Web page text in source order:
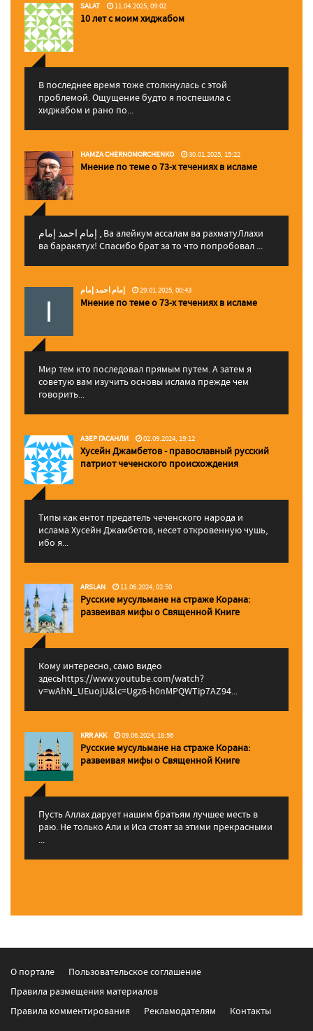
SALAT 11.04.2025, 09:02
10 лет с моим хиджабом
В последнее время тоже столкнулась с этой
проблемой. Ощущение будто я поспешила с
хиджабом и рано по...
HAMZA CHERNOMORCHENKO 30.01.2025, 15:22
Мнение по теме о 73-х течениях в исламе
إمام احمد إمام , Ва алейкум ассалам ва рахматуЛлахи
ва баракятух! Спасибо брат за то что попробовал ...
إمام احمد إمام 29.01.2025, 00:43
Мнение по теме о 73-х течениях в исламе
Мир тем кто последовал прямым путем. А затем я
советую вам изучить основы ислама прежде чем
говорить...
АЗЕР ГАСАНЛИ 02.09.2024, 19:12
Хусейн Джамбетов - православный русский
патриот чеченского происхождения
Типы как ентот предатель чеченского народа и
ислама Хусейн Джамбетов, несет откровенную чушь,
ибо я...
ARSLAN 11.06.2024, 02:50
Русские мусульмане на страже Корана:
pазвеивая мифы о Священной Книге
Кому интересно, само видео
здесьhttps://www.youtube.com/watch?
v=wAhN_UEuojU&lc=Ugz6-h0nMPQWTip7AZ94...
KRR AKK 09.06.2024, 18:56
Русские мусульмане на страже Корана:
pазвеивая мифы о Священной Книге
Пусть Аллах дарует нашим братьям лучшее месть в
раю. Не только Али и Иса стоят за этими прекрасными
...
О портале
Пользовательское соглашение
Правила размещения материалов
Правила комментирования
Рекламодателям Контакты